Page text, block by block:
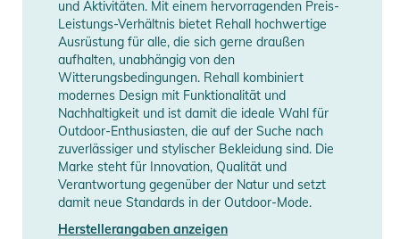
und Aktivitäten. Mit einem hervorragenden Preis-
Leistungs-Verhältnis bietet Rehall hochwertige
Ausrüstung für alle, die sich gerne draußen
aufhalten, unabhängig von den
Witterungsbedingungen. Rehall kombiniert
modernes Design mit Funktionalität und
Nachhaltigkeit und ist damit die ideale Wahl für
Outdoor-Enthusiasten, die auf der Suche nach
zuverlässiger und stylischer Bekleidung sind. Die
Marke steht für Innovation, Qualität und
Verantwortung gegenüber der Natur und setzt
damit neue Standards in der Outdoor-Mode.
Herstellerangaben anzeigen